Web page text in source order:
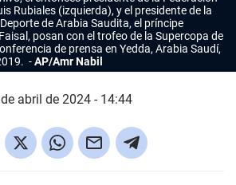
Rubiales (izquierda), y el presidente de la
de Arabia Saudita, el príncipe
posan con el trofeo de la Supercopa de
de prensa en Yedda, Arabia Saudí,
AP/Amr Nabil
abril de 2024 - 14:44